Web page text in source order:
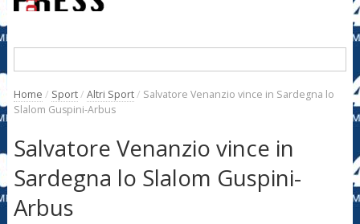
Home / Sport/ Altri Sport/ Salvatore Venanzio vince in Sardegna lo
Slalom Guspini-Arbus
Salvatore Venanzio vince in
Sardegna lo Slalom Guspini-
Arbus